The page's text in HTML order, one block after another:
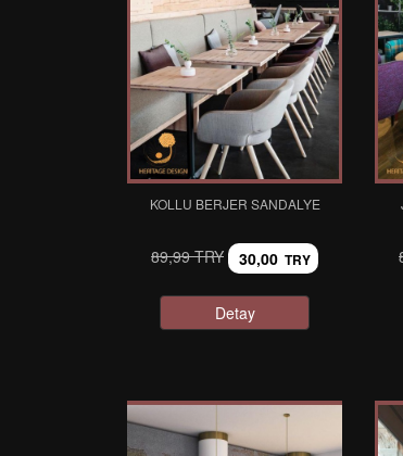
KOLLU BERJER SANDALYE
89,99 TRY 30,00 TRY
Detay